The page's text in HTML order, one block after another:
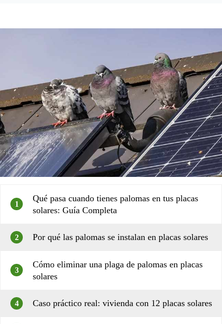
1
Qué pasa cuando tienes palomas en tus placas
solares: Guía Completa
2 Por qué las palomas se instalan en placas solares
3
Cómo eliminar una plaga de palomas en placas
solares
4 Caso práctico real: vivienda con 12 placas solares